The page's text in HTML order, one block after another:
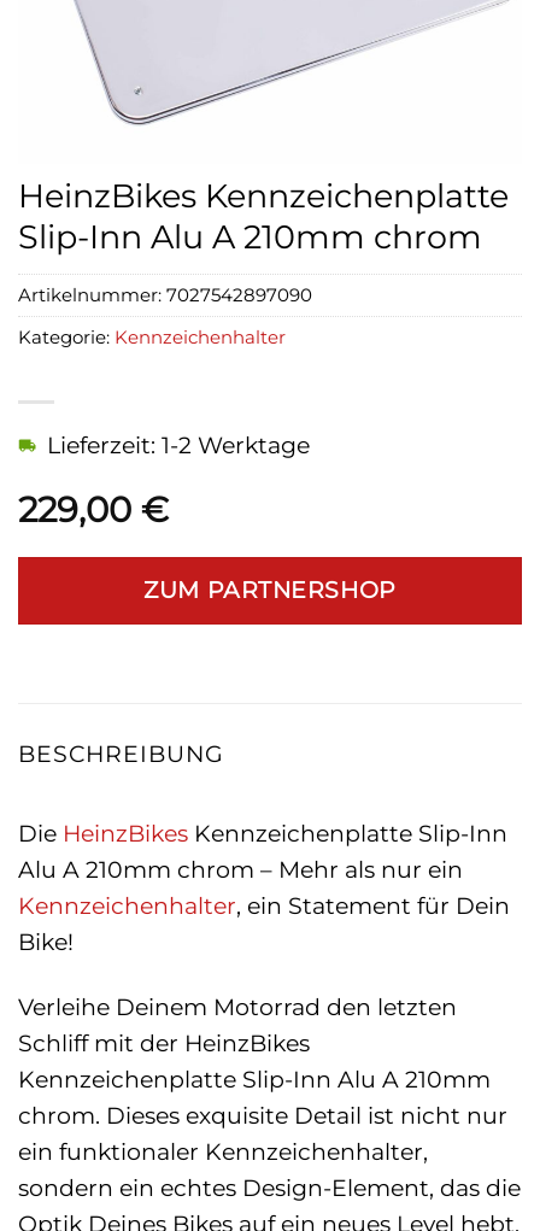
HeinzBikes Kennzeichenplatte
Slip-Inn Alu A 210mm chrom
229,00 €
Lieferzeit: 1-2 Werktage
ZUM PARTNERSHOP
Artikelnummer: 7027542897090
Kategorie: Kennzeichenhalter
BESCHREIBUNG
Die HeinzBikes Kennzeichenplatte Slip-Inn
Alu A 210mm chrom – Mehr als nur ein
Kennzeichenhalter, ein Statement für Dein
Bike!
Verleihe Deinem Motorrad den letzten
Schliff mit der HeinzBikes
Kennzeichenplatte Slip-Inn Alu A 210mm
chrom. Dieses exquisite Detail ist nicht nur
ein funktionaler Kennzeichenhalter,
sondern ein echtes Design-Element, das die
Optik Deines Bikes auf ein neues Level hebt.